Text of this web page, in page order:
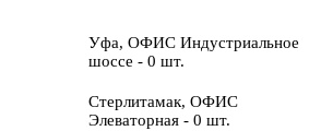
Уфа, ОФИС Индустриальное
шоссе - 0 шт.
Стерлитамак, ОФИС
Элеваторная - 0 шт.